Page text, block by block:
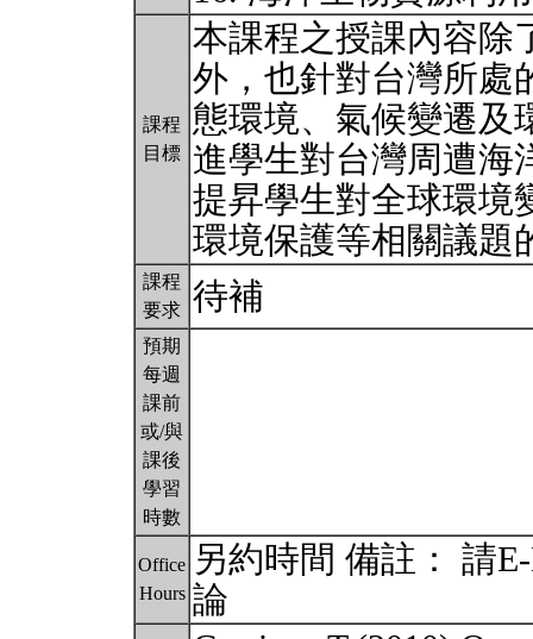
課程
目標
本課程之授課內容除
外，也針對台灣所處
態環境、氣候變遷及
進學生對台灣周遭海
提昇學生對全球環境
環境保護等相關議
課程
要求 待補
預期
每週
課前
或/與
課後
學習
時數
Office
Hours
另約時間 備註： 請
論